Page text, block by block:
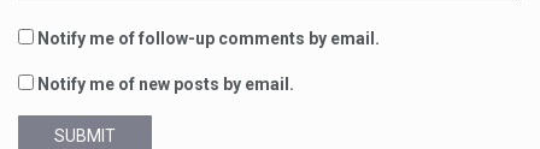
Notify me of follow-up comments by email.
Notify me of new posts by email.
SUBMIT